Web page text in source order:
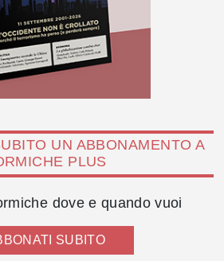
UN ABBONAMENTO A
PLUS
dove e quando vuoi
SUBITO